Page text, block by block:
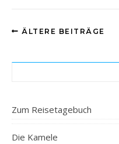
ÄLTERE BEITRÄGE
Zum Reisetagebuch
Die Kamele